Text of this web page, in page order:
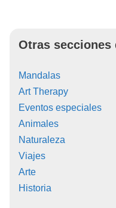
Otras secciones
Mandalas
Art Therapy
Eventos especiales
Animales
Naturaleza
Viajes
Arte
Historia